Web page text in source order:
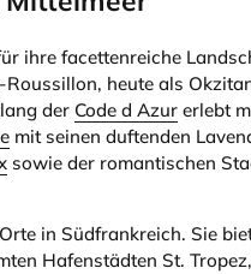
ihre facettenreiche
heute als
der Code d Azur erlebt
mit seinen duftenden
sowie der romantischen
in Südfrankreich. Sie
Hafenstädten St.